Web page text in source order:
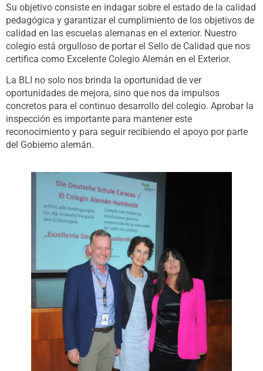
Su objetivo consiste en indagar sobre el estado de la calidad
pedagógica y garantizar el cumplimiento de los objetivos de
calidad en las escuelas alemanas en el exterior. Nuestro
colegio está orgulloso de portar el Sello de Calidad que nos
certifica como Excelente Colegio Alemán en el Exterior.
La BLI no solo nos brinda la oportunidad de ver
oportunidades de mejora, sino que nos da impulsos
concretos para el continuo desarrollo del colegio. Aprobar la
inspección es importante para mantener este
reconocimiento y para seguir recibiendo el apoyo por parte
del Gobierno alemán.